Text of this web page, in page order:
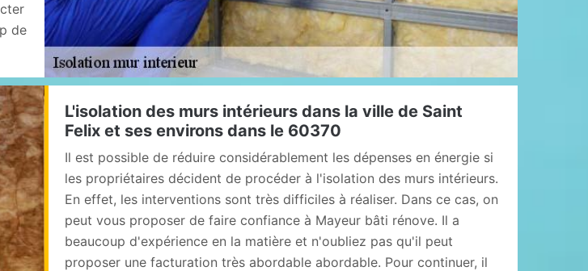
de
L'isolation des murs intérieurs dans la ville de Saint
Felix et ses environs dans le 60370
Il est possible de réduire considérablement les dépenses en énergie si
les propriétaires décident de procéder à l'isolation des murs intérieurs.
En effet, les interventions sont très difficiles à réaliser. Dans ce cas, on
peut vous proposer de faire confiance à Mayeur bâti rénove. Il a
beaucoup d'expérience en la matière et n'oubliez pas qu'il peut
proposer une facturation très abordable abordable. Pour continuer, il